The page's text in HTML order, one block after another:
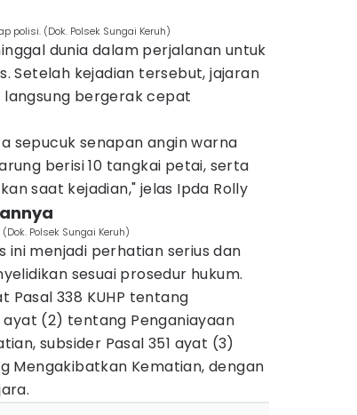
polisi. (Dok. Polsek Sungai Keruh)
dunia dalam perjalanan untuk
Setelah kejadian tersebut, jajaran
langsung bergerak cepat
sepucuk senapan angin warna
berisi 10 tangkai petai, serta
saat kejadian," jelas Ipda Rolly
Polsek Sungai Keruh)
ini menjadi perhatian serius dan
sesuai prosedur hukum.
338 KUHP tentang
ayat (2) tentang Penganiayaan
subsider Pasal 351 ayat (3)
Mengakibatkan Kematian, dengan